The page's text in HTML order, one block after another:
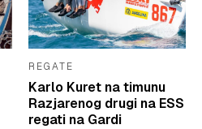
REGATE
Karlo Kuret na timunu
Razjarenog drugi na ESS
regati na Gardi